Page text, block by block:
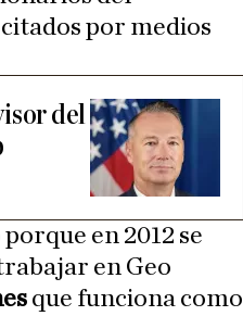
citados por medios
del
en 2012 se
en Geo
que funciona como